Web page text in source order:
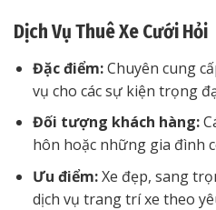
Dịch Vụ Thuê Xe Cưới Hỏi
Đặc điểm:Chuyên cung
vụ cho các sự kiện trọng
Đối tượng khách hàng:
hôn hoặc những gia đình
Ưu điểm:Xe đẹp, sang
dịch vụ trang trí xe theo